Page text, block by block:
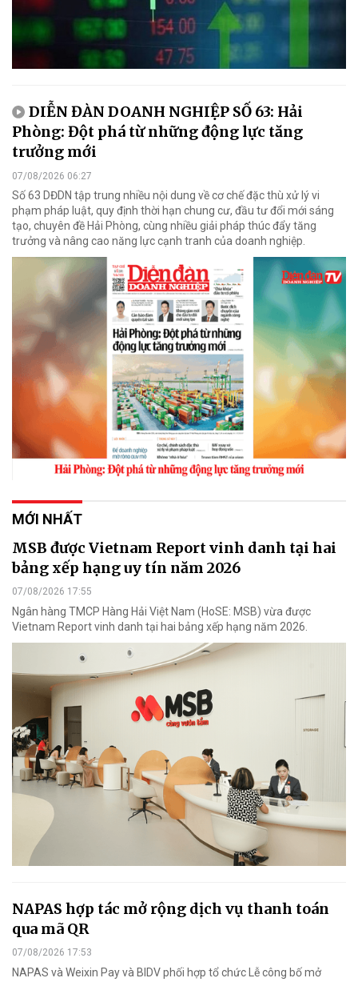
DIỄN ĐÀN DOANH NGHIỆP SỐ 63: Hải
Phòng: Đột phá từ những động lực tăng
trưởng mới
07/08/2026 06:27
Số 63 DĐDN tập trung nhiều nội dung về cơ chế đặc thù xử lý vi
phạm pháp luật, quy định thời hạn chung cư, đầu tư đổi mới sáng
tạo, chuyên đề Hải Phòng, cùng nhiều giải pháp thúc đẩy tăng
trưởng và nâng cao năng lực cạnh tranh của doanh nghiệp.
MỚI NHẤT
MSB được Vietnam Report vinh danh tại hai
bảng xếp hạng uy tín năm 2026
07/08/2026 17:55
Ngân hàng TMCP Hàng Hải Việt Nam (HoSE: MSB) vừa được
Vietnam Report vinh danh tại hai bảng xếp hạng năm 2026.
NAPAS hợp tác mở rộng dịch vụ thanh toán
qua mã QR
07/08/2026 17:53
NAPAS và Weixin Pay và BIDV phối hợp tổ chức Lễ công bố mở